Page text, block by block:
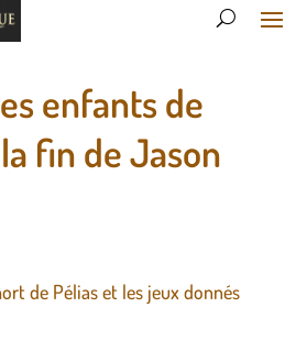
enfants de
fin de Jason
de Pélias et les jeux donnés